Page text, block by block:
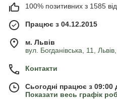
фрітілярії
Посадка фрітілярії - дуже
садівництва.
Вибір місця для посадки
Фрітілярія не вимоглива до
практично будь-де. Та найкраще
100% позитивних з 1585
Працює з 04.12.2015
м. Львів
вул. Богданівська, 11,
Контакти
Сьогодні працює з 09:00
Показати весь графік